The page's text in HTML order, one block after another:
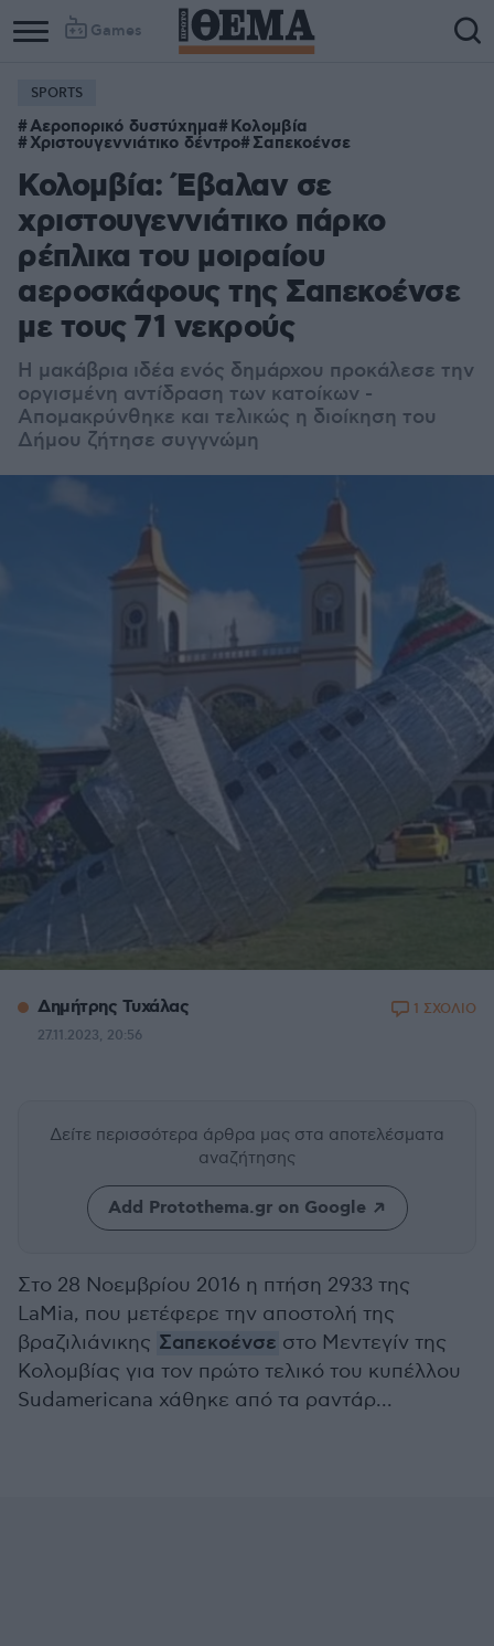
Games
SPORTS
Αεροπορικό δυστύχημα Κολομβία
Χριστουγεννιάτικο δέντρο Σαπεκοένσε
Κολομβία: Έβαλαν σε
χριστουγεννιάτικο πάρκο
ρέπλικα του μοιραίου
αεροσκάφους της Σαπεκοένσε
με τους 71 νεκρούς
Η μακάβρια ιδέα ενός δημάρχου προκάλεσε την
οργισμένη αντίδραση των κατοίκων -
Απομακρύνθηκε και τελικώς η διοίκηση του
Δήμου ζήτησε συγγνώμη
Δημήτρης Τυχάλας
27.11.2023, 20:56
1 ΣΧΟΛΙΟ
Δείτε περισσότερα άρθρα μας στα αποτελέσματα
αναζήτησης
Add Protothema.gr on Google
Στο 28 Νοεμβρίου 2016 η πτήση 2933 της
LaMia, που μετέφερε την αποστολή της
βραζιλιάνικης Σαπεκοένσε στο Μεντεγίν της
Κολομβίας για τον πρώτο τελικό του κυπέλλου
Sudamericana χάθηκε από τα ραντάρ...